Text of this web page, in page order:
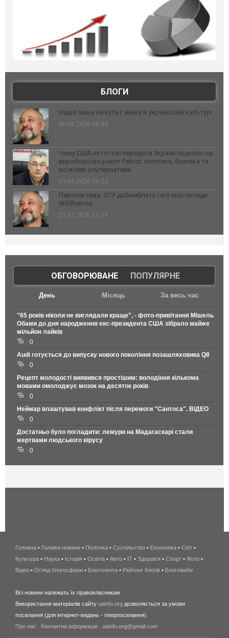
БЛОГИ
Надія лише на культ жінки в українській культурі
06.08.2026 08:49
Чому США не готові передати Україні ліцензію на
виробництво ракет Patriot: політика, безпека та
можливі альтернативи
03.08.2026 20:24
Перспектива: ЗСУ добомблять і всі інші склади
Wildberries
23.07.2026 11:31
ОБГОВОРЮВАНЕ| ПОПУЛЯРНЕ
День Місяць За весь час
"65 років ніколи не виглядали краще", - фото-привітання Мішель
Обами до дня народження екс-президента США зібрало майже
мільйон лайків
0
Audi готується до випуску нового покоління позашляховика Q8
0
Рецепт молодості виявився простішим: володіння кількома
мовами омолоджує мозок на десяток років
0
Неймар влаштував конфлікт після перемоги "Сантоса". ВІДЕО
0
Достатньо було погладити: лемури на Мадагаскарі стали
жертвами людського вірусу
0
беспроводной
интернет
киев
wimax
в
Головна • Головні новини • Політика • Суспільство • Економіка • Світ •
Культура • Наука • Історія • Освіта • Авто • IT • Здоров'я • Спорт • Фото •
Відео • Огляд блогосфери • Блоголента • Рейтинг блогів • Блогожаби
Всі новини належать їх правовласникам.
Використання матеріалів сайту uainfo.org дозволяється за умови
посилання (для інтернет-видань - гіперпосилання).
Про нас
Контактна інформація uainfo.org@gmail.com